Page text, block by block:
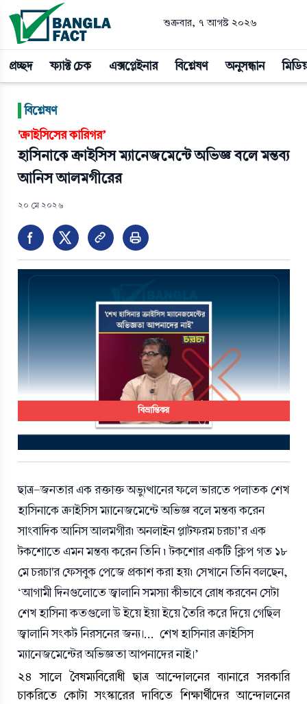
শুক্রবার, ৭ আগস্ট ২০২৬
প্রচ্ছদ ফ্যাক্ট চেক এক্সপ্লেইনার বিশ্লেষণ অনুসন্ধান
বিশ্লেষণ
'ক্রাইসিসের কারিগর’
হাসিনাকে ক্রাইসিস ম্যানেজমেন্টে অভিজ্ঞ বলে মন্তব্য
আনিস আলমগীরের
২০ মে ২০২৬
বিভ্রান্তিকর
ছাত্র-জনতার এক রক্তাক্ত অভ্যুত্থানের ফলে ভারতে পলাতক শেখ
হাসিনাকে ক্রাইসিস ম্যানেজমেন্টে অভিজ্ঞ বলে মন্তব্য করেন
সাংবাদিক আনিস আলমগীর৷ অনলাইন প্লাটফরম চরচা’র এক
টকশোতে এমন মন্তব্য করেন তিনি ৷ টকশোর একটি ক্লিপ গত ১৮
মে চরচা'র ফেসবুক পেজে প্রকাশ করা হয়৷ সেখানে তিনি বলছেন,
‘আগামী দিনগুলোতে জ্বালানি সমস্যা কীভাবে রোধ করবেন সেটা
শেখ হাসিনা কতগুলো উ ইয়ে ইয়া ইয়ে তৈরি করে দিয়ে গেছিল
জ্বালানি সংকট নিরসনের জন্য।...  শেখ হাসিনার ক্রাইসিস
ম্যানেজমেন্টের অভিজ্ঞতা আপনাদের নাই।’
২৪ সালে বৈষম্যবিরোধী ছাত্র আন্দোলনের ব্যানারে সরকারি
চাকরিতে কোটা সংস্কারের দাবিতে শিক্ষার্থীদের আন্দোলনের